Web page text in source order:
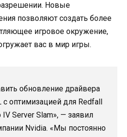
Новые
позволяют создать более
игровое окружение,
вас в мир игры.
обновление драйвера
с оптимизацией для Redfall
Server Slam», — заявил
Nvidia. «Мы постоянно